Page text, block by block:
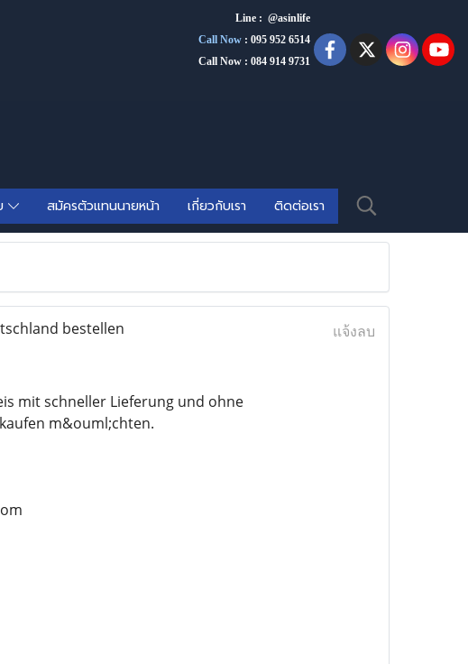
Line : @asinlife
Call Now : 095 952 6514
Call Now : 084 914 9731
สมัครตัวแทนนายหน้า เกี่ยวกับเรา ติดต่อเรา
bestellen
แจ้งลบ
mit schneller Lieferung und ohne
m&ouml;chten.